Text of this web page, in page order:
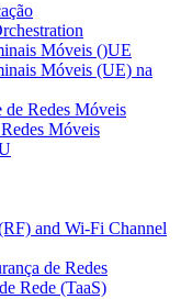
Móveis ()UE
Móveis (UE) na
de Redes Móveis
Móveis
and Wi-Fi Channel
de Redes
Rede (TaaS)